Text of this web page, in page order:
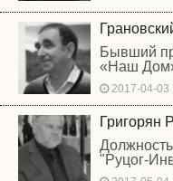
Бывший
«Наш
2017-04-03
Григорян
"Руцог-